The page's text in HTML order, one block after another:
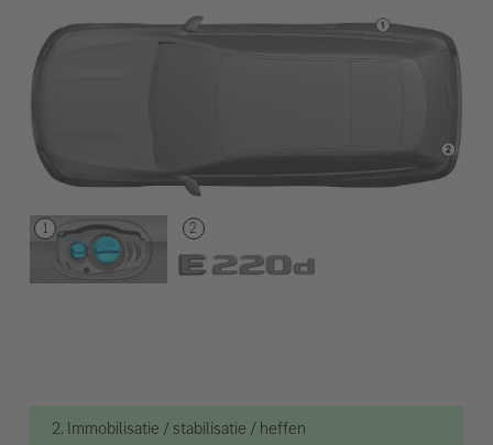
2. Immobilisatie / stabilisatie / heffen